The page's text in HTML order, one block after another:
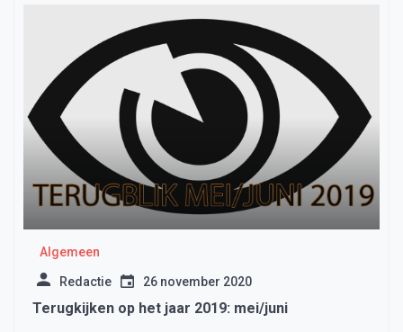
Algemeen
Redactie 26 november 2020
Terugkijken op het jaar 2019: mei/juni